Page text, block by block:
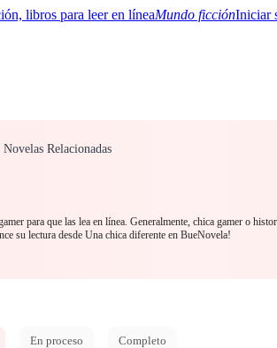
Mundo ficciónIniciar
Relacionadas
para que las lea en línea. Generalmente, chica gamer o
su lectura desde Una chica diferente en BueNovela!
En proceso Completo